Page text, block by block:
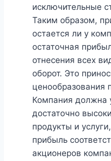
исключительные
Таким образом,
остается ли у
остаточная
отнесения всех
оборот. Это
ценообразования
Компания должна
достаточно
продукты и
прибыль
акционеров